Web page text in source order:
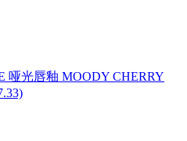
哑光唇釉 MOODY CHERRY